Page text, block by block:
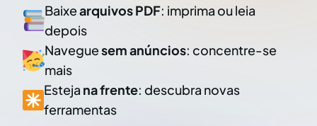
Baixearquivos PDF: imprima ou leia
depois
Naveguesem anúncios: concentre-se
mais
Esteja na frente: descubra novas
ferramentas